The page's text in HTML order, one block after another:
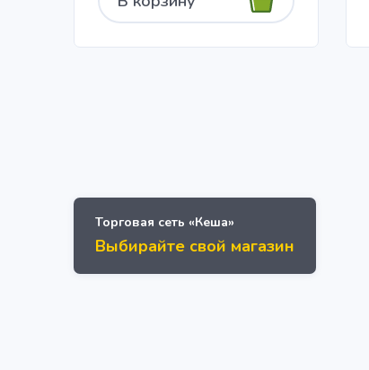
Торговая сеть «Кеша»
Выбирайте свой магазин